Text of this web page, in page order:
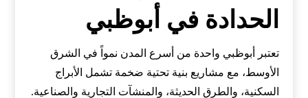
الحدادة في أبوظبي
تعتبر أبوظبي واحدة من أسرع المدن نمواً في الشرق
الأوسط، مع مشاريع بنية تحتية ضخمة تشمل الأبراج
السكنية، والطرق الحديثة، والمنشآت التجارية والصناعية.